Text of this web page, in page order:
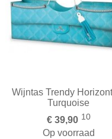
Wijntas Trendy
Turquoise
€ 39,90 10
Op voorraad